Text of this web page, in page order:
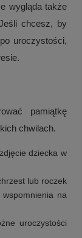
wygląda także
chcesz, by
uroczystości,
pamiątkę
chwilach.
dziecka w
lub roczek
na
uroczystości